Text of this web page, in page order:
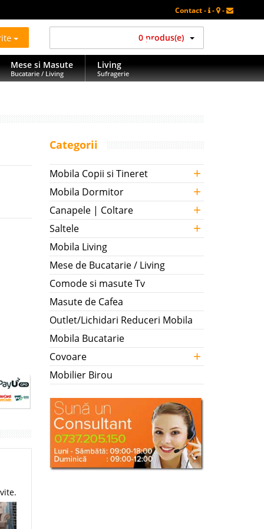
Contact - - -
0 produs(e)
Mese si Masute
Bucatarie / Living
Living
Sufragerie
Categorii
Mobila Copii si Tineret +
Mobila Dormitor +
Canapele | Coltare +
Saltele +
Mobila Living
Mese de Bucatarie / Living
Comode si masute Tv
Masute de Cafea
Outlet/Lichidari Reduceri Mobila
Mobila Bucatarie
Covoare
+
Mobilier Birou